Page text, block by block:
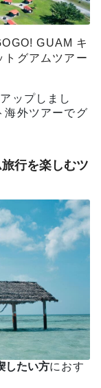
GUAM キ
トグアムツアー
ップしまし
海外ツアーでグ
行を楽しむツ
したい方におす